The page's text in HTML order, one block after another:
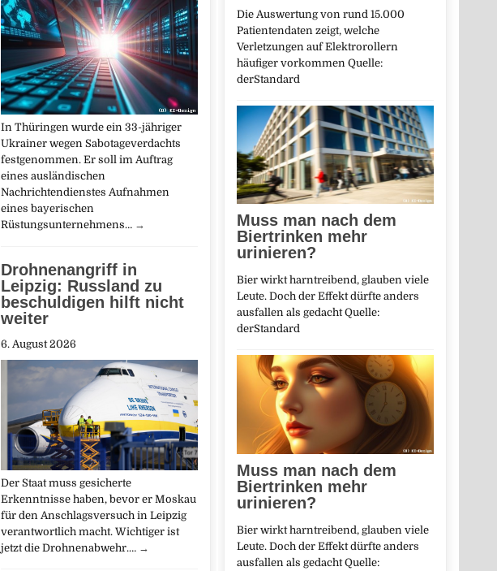
Die Auswertung von rund 15.000
Patientendaten zeigt, welche
Verletzungen auf Elektrorollern
häufiger vorkommen Quelle:
derStandard
Muss man nach dem
Biertrinken mehr
urinieren?
Bier wirkt harntreibend, glauben viele
Leute. Doch der Effekt dürfte anders
ausfallen als gedacht Quelle:
derStandard
Muss man nach dem
Biertrinken mehr
urinieren?
Bier wirkt harntreibend, glauben viele
Leute. Doch der Effekt dürfte anders
ausfallen als gedacht Quelle:
In Thüringen wurde ein 33-jähriger
Ukrainer wegen Sabotageverdachts
festgenommen. Er soll im Auftrag
eines ausländischen
Nachrichtendienstes Aufnahmen
eines bayerischen
Rüstungsunternehmens… →
Drohnenangriff in
Leipzig: Russland zu
beschuldigen hilft nicht
weiter
6. August 2026
Der Staat muss gesicherte
Erkenntnisse haben, bevor er Moskau
für den Anschlagsversuch in Leipzig
verantwortlich macht. Wichtiger ist
jetzt die Drohnenabwehr.… →